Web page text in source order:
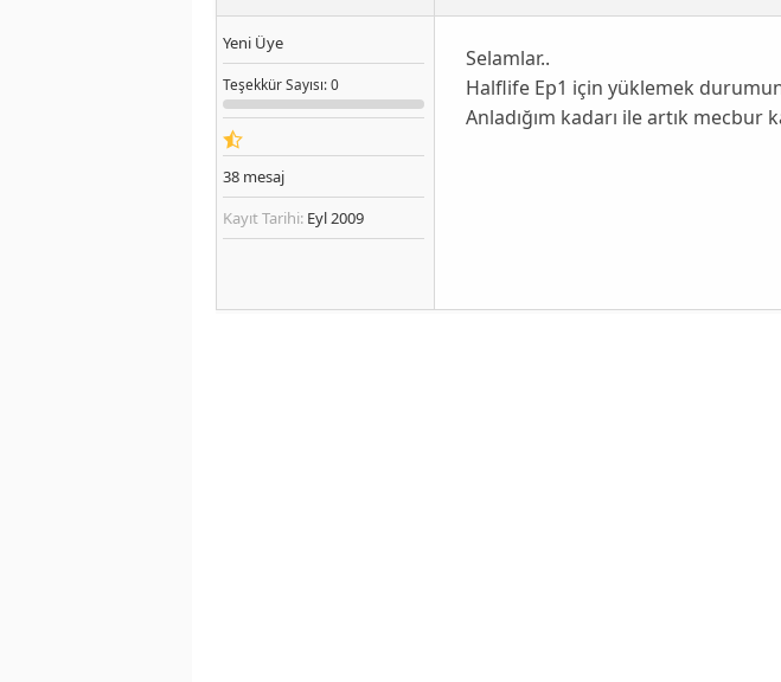
Yeni Üye
TeşekkürSayısı: 0
38 mesaj
Kayıt Tarihi: Eyl 2009
Selamlar..
Halflife Ep1 için yüklemek
Anladığım kadarı ile artık mecbur